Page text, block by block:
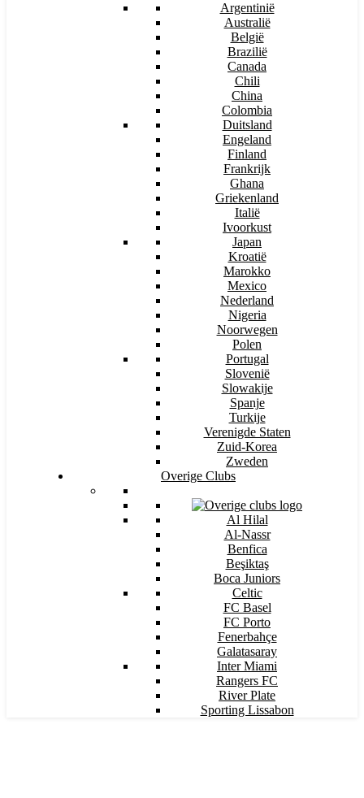
Argentinië
Australië
België
Brazilië
Canada
Chili
China
Colombia
Duitsland
Engeland
Finland
Frankrijk
Ghana
Griekenland
Italië
Ivoorkust
Japan
Kroatië
Marokko
Mexico
Nederland
Nigeria
Noorwegen
Polen
Portugal
Slovenië
Slowakije
Spanje
Turkije
Verenigde Staten
Zuid-Korea
Zweden
Overige Clubs
Al Hilal
Al-Nassr
Benfica
Beşiktaş
Boca Juniors
Celtic
FC Basel
FC Porto
Fenerbahçe
Galatasaray
Inter Miami
Rangers FC
River Plate
Sporting Lissabon